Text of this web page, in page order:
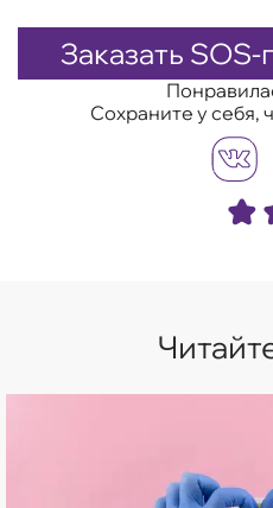
Заказать
Сохраните у себя,